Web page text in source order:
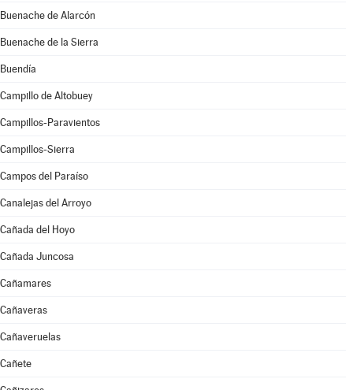
Buenache de Alarcón
Buenache de la Sierra
Buendía
Campillo de Altobuey
Campillos-Paravientos
Campillos-Sierra
Campos del Paraíso
Canalejas del Arroyo
Cañada del Hoyo
Cañada Juncosa
Cañamares
Cañaveras
Cañaveruelas
Cañete